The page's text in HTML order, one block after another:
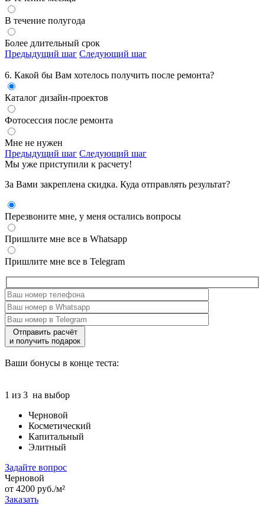
В течение полугода
Более длительный срок
Предыдущий шаг Следующий шаг
6. Какой бы Вам хотелось получить после ремонта?
Каталог дизайн-проектов
Фотосессия после ремонта
Мне не нужен
Предыдущий шаг Следующий шаг
Мы уже приступили к расчету!
За Вами закреплена скидка. Куда отправлять результат?
Перезвоните мне, у меня остались вопросы
Пришлите мне все в Whatsapp
Пришлите мне все в Telegram
Отправить расчёт
и получить подарок
Ваши бонусы в конце теста:
1 из 3 на выбор
Черновой
Косметический
Капитальный
Элитный
Задайте вопрос
Черновой
от 4200 руб./м²
Заказать